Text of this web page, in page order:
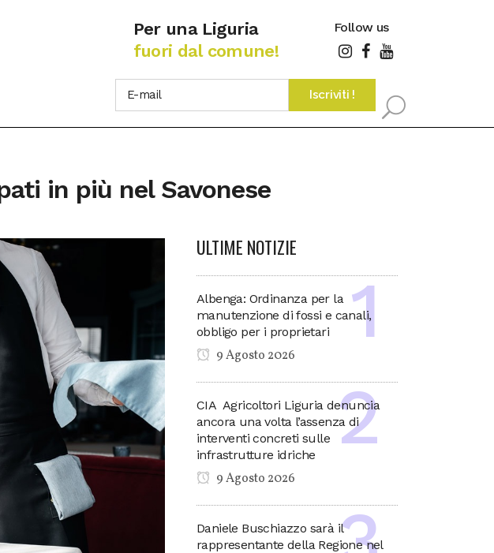
Per una Liguria
fuori dal comune!
Follow us
in più nel Savonese
ULTIME NOTIZIE
Albenga: Ordinanza per la
manutenzione di fossi e canali,
obbligo per i proprietari
9 Agosto 2026
CIA Agricoltori Liguria denuncia
ancora una volta l’assenza di
interventi concreti sulle
infrastrutture idriche
9 Agosto 2026
Daniele Buschiazzo sarà il
rappresentante della Regione nel